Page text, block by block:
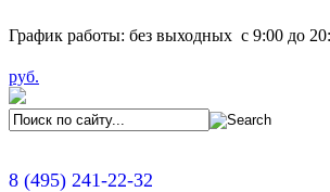
График работы: без выходных с 9:00 до
руб.
8 (495) 241-22-32